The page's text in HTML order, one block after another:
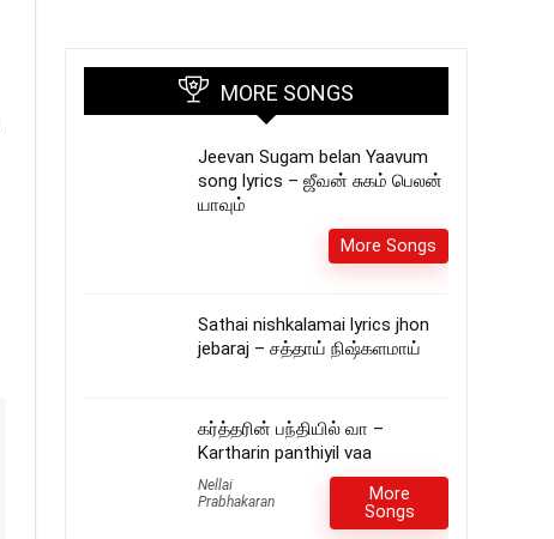
MORE SONGS
Jeevan Sugam belan Yaavum
song lyrics – ஜீவன் சுகம் பெலன்
யாவும்
More Songs
Sathai nishkalamai lyrics jhon
jebaraj – சத்தாய் நிஷ்களமாய்
கர்த்தரின் பந்தியில் வா –
Kartharin panthiyil vaa
Nellai
Prabhakaran
More
Songs